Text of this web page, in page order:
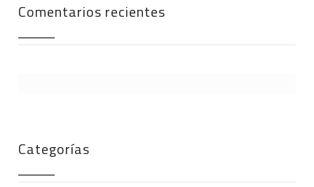
Comentarios recientes
Categorías